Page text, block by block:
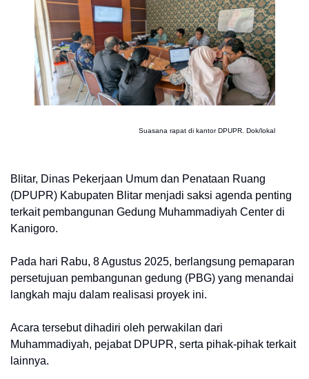
Suasana rapat di kantor DPUPR. Dok/lokal
Blitar, Dinas Pekerjaan Umum dan Penataan Ruang
(DPUPR) Kabupaten Blitar menjadi saksi agenda penting
terkait pembangunan Gedung Muhammadiyah Center di
Kanigoro.
Pada hari Rabu, 8 Agustus 2025, berlangsung pemaparan
persetujuan pembangunan gedung (PBG) yang menandai
langkah maju dalam realisasi proyek ini.
Acara tersebut dihadiri oleh perwakilan dari
Muhammadiyah, pejabat DPUPR, serta pihak-pihak terkait
lainnya.